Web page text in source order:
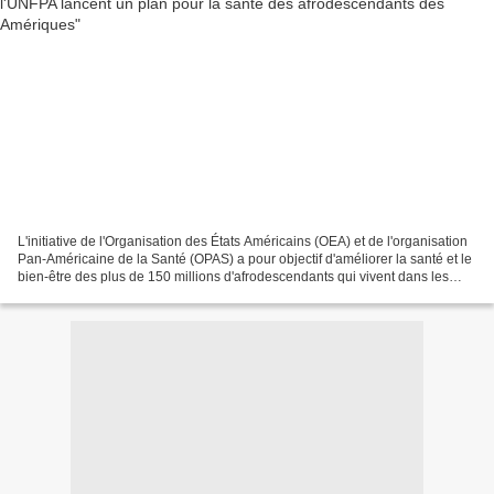
L'initiative de l'Organisation des États Américains (OEA) et de l'organisation
Pan-Américaine de la Santé (OPAS) a pour objectif d'améliorer la santé et le
bien-être des plus de 150 millions d'afrodescendants qui vivent dans les